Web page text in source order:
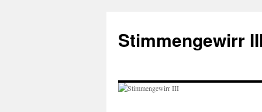
springen
Stimmengewirr